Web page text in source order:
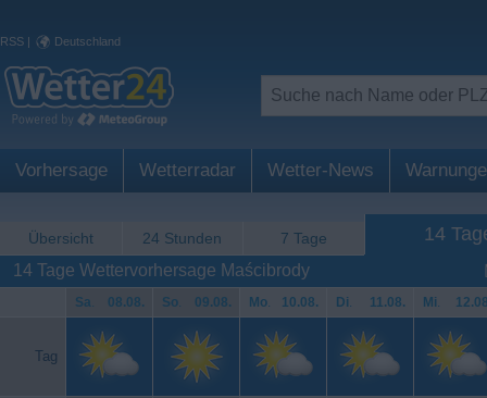
RSS | Deutschland
Vorhersage Wetterradar Wetter-News
Übersicht 24 Stunden 7 Tage 14
14 Tage Wettervorhersage Maścibrody
Sa. 08.08. So. 09.08. Mo. 10.08. Di. 11.08. Mi.
Tag